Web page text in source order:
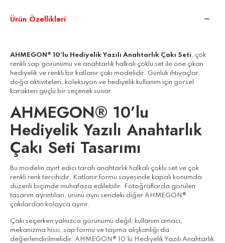
Ürün Özellikleri
AHMEGON® 10’lu Hediyelik Yazılı Anahtarlık Çakı Seti, çok
renkli sap görünümü ve anahtarlık halkalı çoklu set ile öne çıkan
hediyelik ve renkli bir katlanır çakı modelidir. Günlük ihtiyaçlar,
doğa aktiviteleri, koleksiyon ve hediyelik kullanım için görsel
karakteri güçlü bir seçenek sunar.
AHMEGON® 10’lu
Hediyelik Yazılı Anahtarlık
Çakı Seti Tasarımı
Bu modelin ayırt edici tarafı anahtarlık halkalı çoklu set ve çok
renkli renk tercihidir. Katlanır formu sayesinde kapalı konumda
düzenli biçimde muhafaza edilebilir. Fotoğraflarda görülen
tasarım ayrıntıları, ürünü aynı serideki diğer AHMEGON®
çakılardan kolayca ayırır.
Çakı seçerken yalnızca görünümü değil; kullanım amacı,
mekanizma hissi, sap formu ve taşıma alışkanlığı da
değerlendirilmelidir. AHMEGON® 10’lu Hediyelik Yazılı Anahtarlık